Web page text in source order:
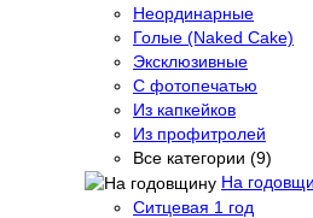
Неординарные
Голые (Naked Cake)
Эксклюзивные
С фотопечатью
Из капкейков
Из профитролей
Все категории (9)
На
Ситцевая 1 год